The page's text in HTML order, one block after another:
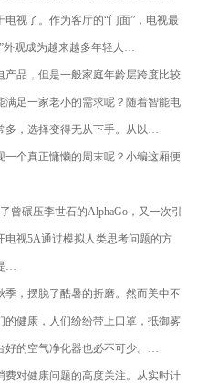
视了。作为客厅的“门面”，电视最
外观成为越来越多年轻人…
品，但是一般家庭年龄层跨度比较
足一家老小的需求呢？随着智能电
多，选择变得无从下手。从以…
个真正慵懒的周末呢？小编这厢便
碾压李世石的AlphaGo，又一次引
视5A通过模拟人类思考问题的方
…
，摆脱了酷暑的折磨。然而美中不
健康，人们纷纷带上口罩，抵御雾
好的空气净化器也必不可少。…
对健康问题的高度关注。从实时计